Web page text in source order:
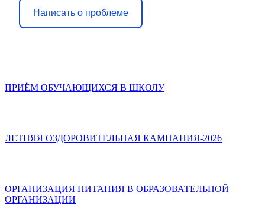
Написать о проблеме
ПРИЁМ ОБУЧАЮЩИХСЯ В ШКОЛУ
ЛЕТНЯЯ ОЗДОРОВИТЕЛЬНАЯ КАМПАНИЯ-2026
ОРГАНИЗАЦИЯ ПИТАНИЯ В ОБРАЗОВАТЕЛЬНОЙ
ОРГАНИЗАЦИИ